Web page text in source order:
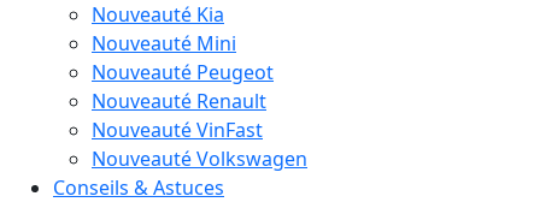
Nouveauté Kia
Nouveauté Mini
Nouveauté Peugeot
Nouveauté Renault
Nouveauté VinFast
Nouveauté Volkswagen
Conseils & Astuces